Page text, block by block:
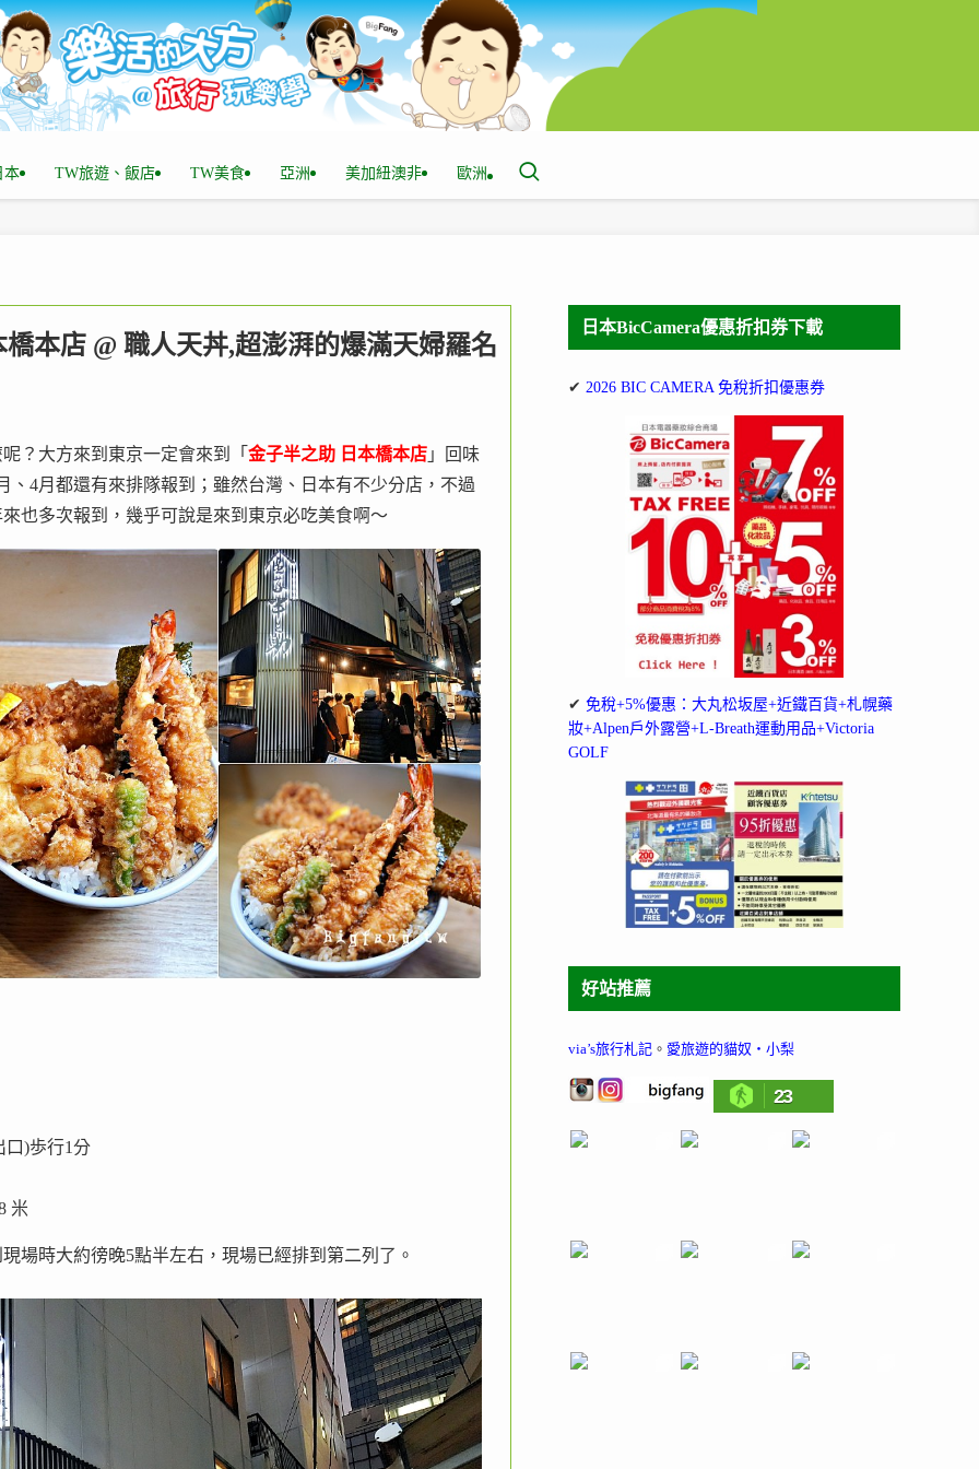
本 TW旅遊、飯店 TW美食 亞洲 美加紐澳非 歐洲
本店 @ 職人天丼,超澎湃的爆滿天婦羅名
？大方來到東京一定會來到「 金子半之助 日本橋本店 」回味
、4月都還有來排隊報到；雖然台灣、日本有不少分店，不過
也多次報到，幾乎可說是來到東京必吃美食啊～
口)歩行1分
米
場時大約徬晚5點半左右，現場已經排到第二列了。
日本BicCamera優惠折扣券下載
✔ 2026 BIC CAMERA 免稅折扣優惠券
✔ 免稅+5%優惠：大丸松坂屋+近鐵百貨+札幌藥
妝+Alpen戶外露營+L-Breath運動用品+Victoria
GOLF
好站推薦
via’s旅行札記 。 愛旅遊的貓奴‧小梨
23